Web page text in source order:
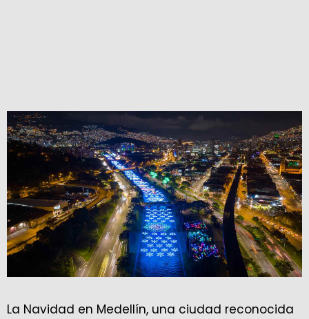
La Navidad en Medellín, una ciudad reconocida